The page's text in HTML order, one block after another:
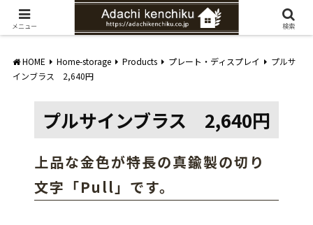
愛知県みよし市の工務店。自然素材を使ったナチュラルな家づくりをご提案
HOME Home-storage Products プレート・ディスプレイ
プルサ
インブラス 2,640円
プルサインブラス 2,640円
上品な金色が特長の真鍮製の切り
文字「Pull」です。
メニュー 検索